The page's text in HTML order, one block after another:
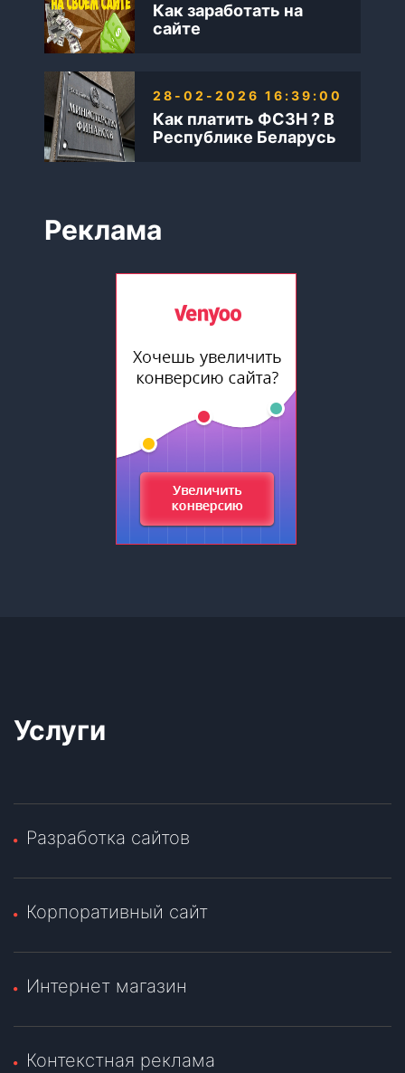
Как заработать на
сайте
Как платить ФСЗН ? В
Республике Беларусь
28-02-2026 16:39:00
Реклама
Услуги
Разработка сайтов
Корпоративный сайт
Интернет магазин
Контекстная реклама